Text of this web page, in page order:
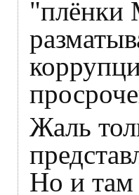
"плёнки
Жаль
Но и там